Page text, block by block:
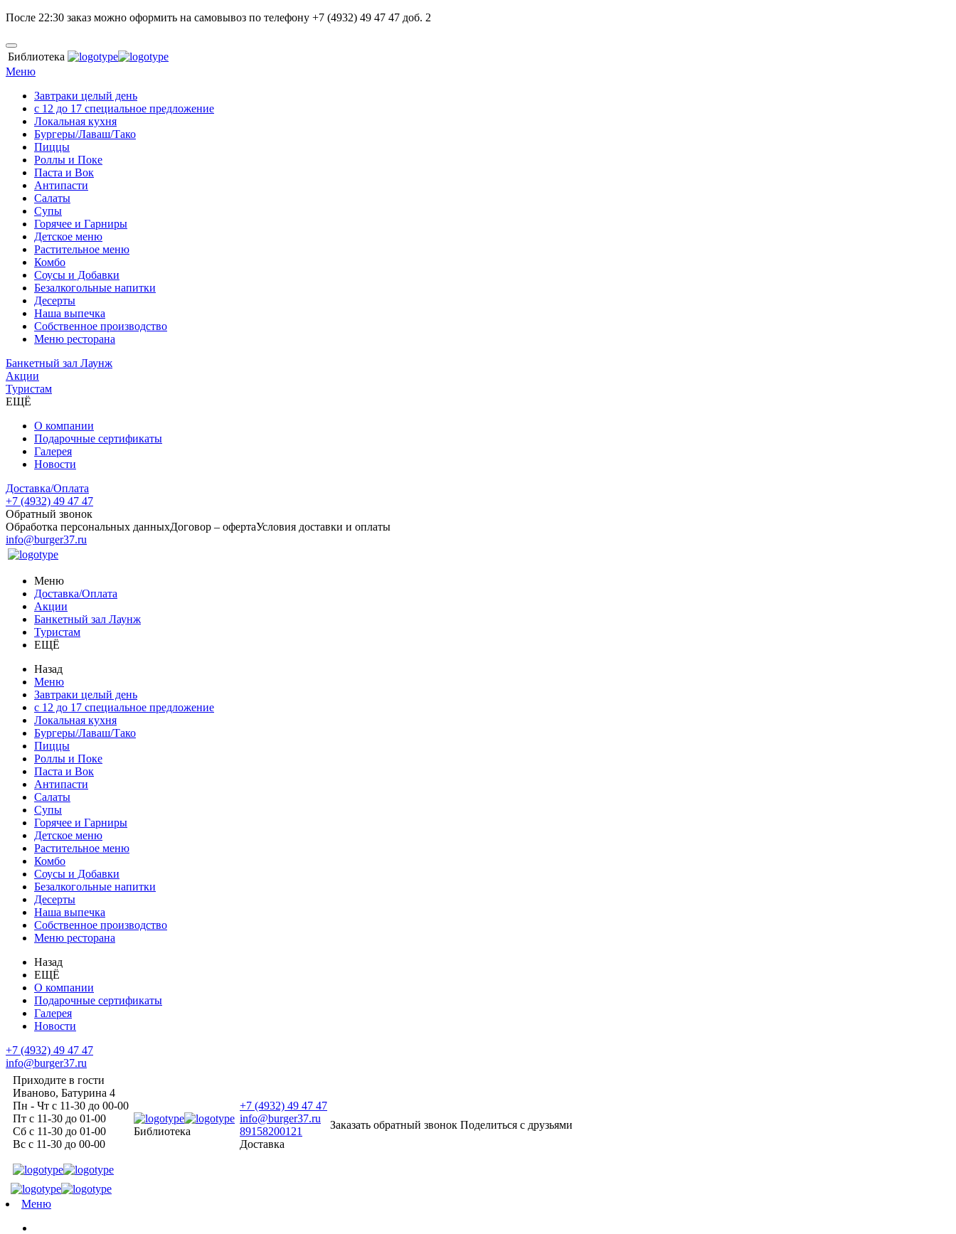
После 22:30 заказ можно оформить на самовывоз по телефону +7 (4932) 49 47 47 доб. 2
Библиотека
Меню
Завтраки целый день
с 12 до 17 специальное предложение
Локальная кухня
Бургеры/Лаваш/Тако
Пиццы
Роллы и Поке
Паста и Вок
Антипасти
Салаты
Супы
Горячее и Гарниры
Детское меню
Растительное меню
Комбо
Соусы и Добавки
Безалкогольные напитки
Десерты
Наша выпечка
Собственное производство
Меню ресторана
Банкетный зал Лаунж
Акции
Туристам
ЕЩЁ
О компании
Подарочные сертификаты
Галерея
Новости
Доставка/Оплата
+7 (4932) 49 47 47
Обратный звонок
Обработка персональных данныхДоговор – офертаУсловия доставки и оплаты
info@burger37.ru
Меню
Доставка/Оплата
Акции
Банкетный зал Лаунж
Туристам
ЕЩЁ
Назад
Меню
Завтраки целый день
с 12 до 17 специальное предложение
Локальная кухня
Бургеры/Лаваш/Тако
Пиццы
Роллы и Поке
Паста и Вок
Антипасти
Салаты
Супы
Горячее и Гарниры
Детское меню
Растительное меню
Комбо
Соусы и Добавки
Безалкогольные напитки
Десерты
Наша выпечка
Собственное производство
Меню ресторана
Назад
ЕЩЁ
О компании
Подарочные сертификаты
Галерея
Новости
+7 (4932) 49 47 47
info@burger37.ru
Приходите в гости
Иваново, Батурина 4
Пн - Чт с 11-30 до 00-00
Пт с 11-30 до 01-00
Сб с 11-30 до 01-00
Вс с 11-30 до 00-00
Библиотека
+7 (4932) 49 47 47
info@burger37.ru
89158200121
Доставка
Заказать обратный звонок Поделиться с друзьями
Меню